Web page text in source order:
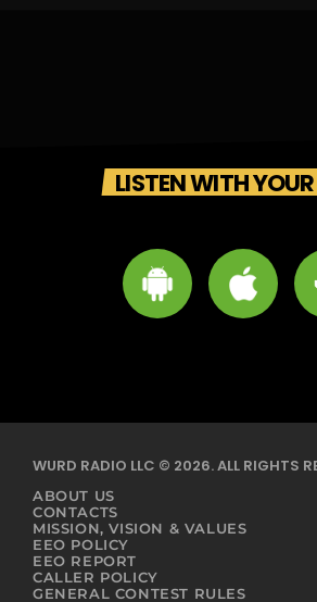
LISTEN WITH
WURD RADIO LLC © 2026. ALL RIGHTS
ABOUT US
CONTACTS
MISSION, VISION & VALUES
EEO POLICY
EEO REPORT
CALLER POLICY
GENERAL CONTEST RULES